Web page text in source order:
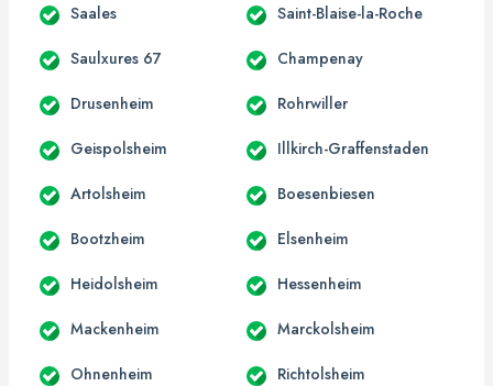
Saales Saint-Blaise-la-Roche
Saulxures 67 Champenay
Drusenheim Rohrwiller
Geispolsheim Illkirch-Graffenstaden
Artolsheim Boesenbiesen
Bootzheim Elsenheim
Heidolsheim Hessenheim
Mackenheim Marckolsheim
Ohnenheim Richtolsheim